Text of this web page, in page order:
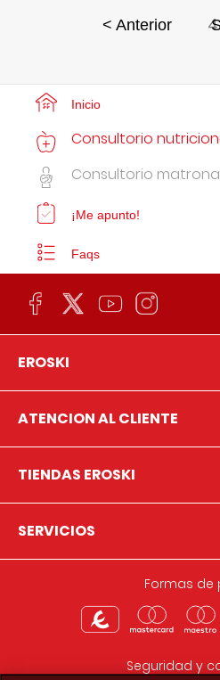
< Anterior 4
Inicio
Consultorio
Consultorio matrona
¡Me apunto!
Faqs
EROSKI
ATENCION AL CLIENTE
TIENDAS EROSKI
SERVICIOS
Formas de
Seguridad y